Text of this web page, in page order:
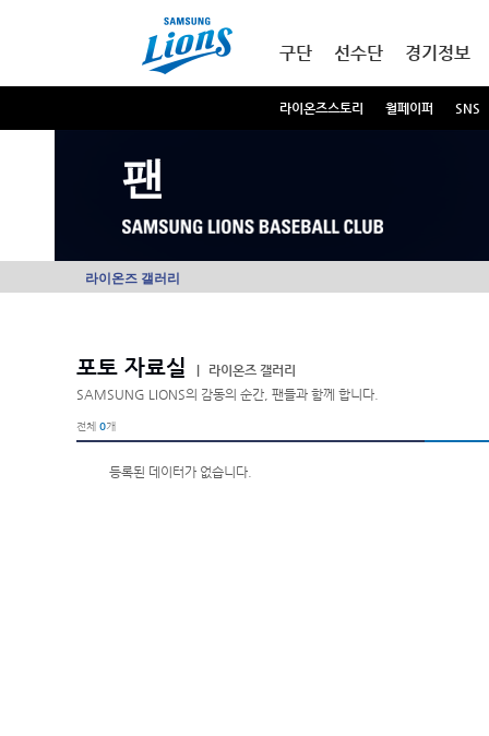
구단 선수단 경기정보
라이온즈스토리 월페이퍼 SNS
팬
라이온즈 갤러리
포토 자료실
라이온즈 갤러리
SAMSUNG LIONS의 감동의 순간, 팬들과 함께 합니다.
전체 0개
등록된 데이터가 없습니다.